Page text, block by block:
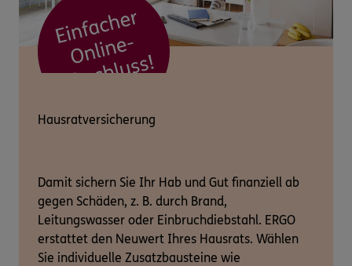
Hausratversicherung
Damit sichern Sie Ihr Hab und Gut finanziell ab
gegen Schäden, z. B. durch Brand,
Leitungswasser oder Einbruchdiebstahl. ERGO
erstattet den Neuwert Ihres Hausrats. Wählen
Sie individuelle Zusatzbausteine wie